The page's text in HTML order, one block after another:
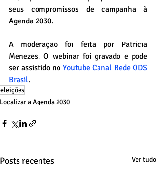
seus compromissos de campanha à
Agenda 2030.
A moderação foi feita por Patrícia
Menezes. O webinar foi gravado e pode
ser assistido no Youtube Canal Rede ODS
Brasil.
eleições
Localizar a Agenda 2030
Posts recentes Ver tudo